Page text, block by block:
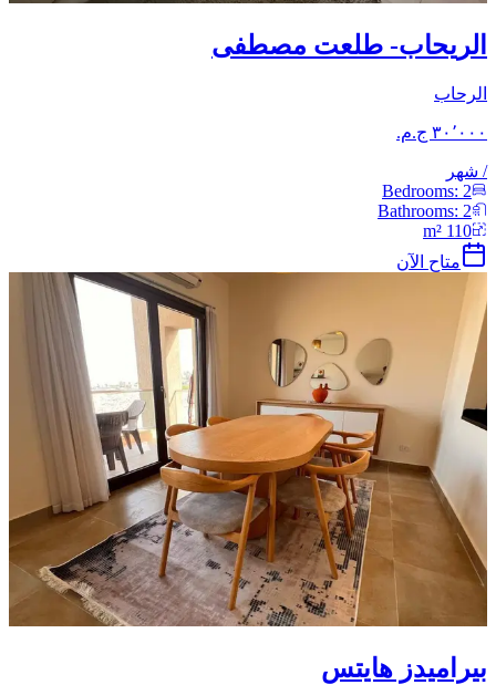
الريحاب- طلعت مصطفى
الرحاب
/ شهر
Bedrooms: 2
Bathrooms: 2
110
متاح الآن
بيراميدز هايتس